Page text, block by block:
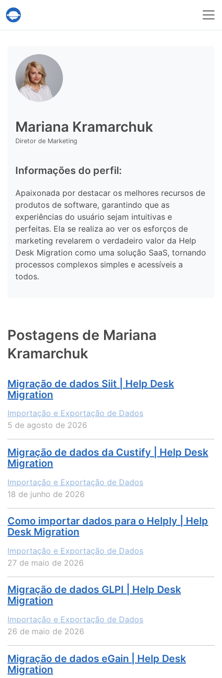
Serviço Help Desk Migration
Postagens de Mariana
Kramarchuk
Migração de dados Siit | Help Desk
Migration
Importação e Exportação de Dados
5 de agosto de 2026
Migração de dados da Custify | Help Desk
Migration
Importação e Exportação de Dados
18 de junho de 2026
Como importar dados para o Helply | Help
Desk Migration
Importação e Exportação de Dados
27 de maio de 2026
Migração de dados GLPI | Help Desk
Migration
Importação e Exportação de Dados
26 de maio de 2026
Migração de dados eGain | Help Desk
Migration
Mariana Kramarchuk
Diretor de Marketing
Informações do perfil:
Apaixonada por destacar os melhores recursos de
produtos de software, garantindo que as
experiências do usuário sejam intuitivas e
perfeitas. Ela se realiza ao ver os esforços de
marketing revelarem o verdadeiro valor da Help
Desk Migration como uma solução SaaS, tornando
processos complexos simples e acessíveis a
todos.